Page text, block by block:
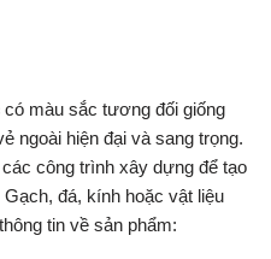
có màu sắc tương đối giống
ngoài hiện đại và sang trọng.
công trình xây dựng để tạo
đá, kính hoặc vật liệu
tin về sản phẩm: